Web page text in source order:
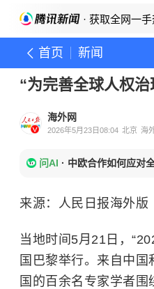
· 获取全网一
首页 新闻
“为完善全球人权
海外网
2026年5月23日08:04 北京 海
问AI · 中欧合作如何应对
来源：人民日报海外版
当地时间5月21日，
国巴黎举行。来自中
国的百余名专家学者围